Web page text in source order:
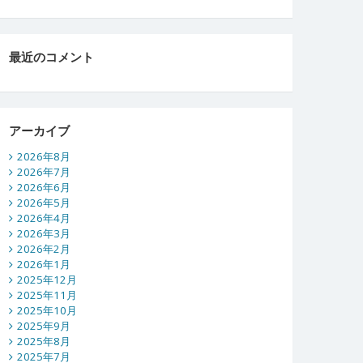
最近のコメント
アーカイブ
2026年8月
2026年7月
2026年6月
2026年5月
2026年4月
2026年3月
2026年2月
2026年1月
2025年12月
2025年11月
2025年10月
2025年9月
2025年8月
2025年7月